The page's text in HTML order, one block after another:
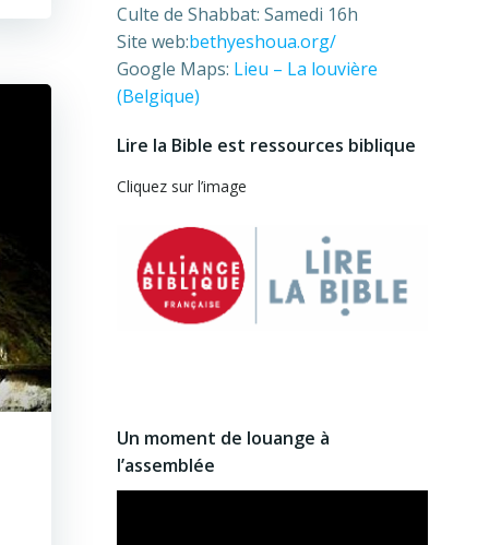
Culte de Shabbat: Samedi 16h
Site web:bethyeshoua.org/
Google Maps: Lieu – La louvière
(Belgique)
Lire la Bible est ressources biblique
Cliquez sur l’image
Un moment de louange à
l’assemblée